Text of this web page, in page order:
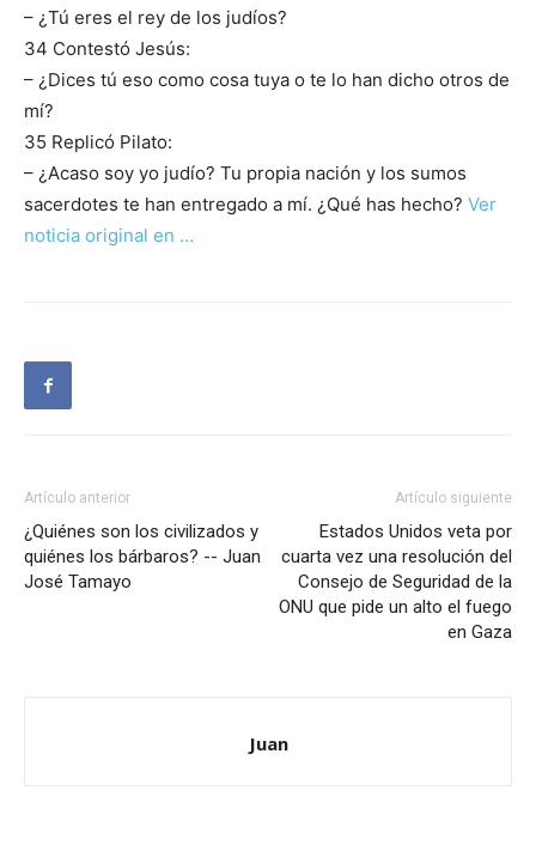
– ¿Tú eres el rey de los judíos?
34 Contestó Jesús:
– ¿Dices tú eso como cosa tuya o te lo han dicho otros de
mí?
35 Replicó Pilato:
– ¿Acaso soy yo judío? Tu propia nación y los sumos
sacerdotes te han entregado a mí. ¿Qué has hecho? Ver
noticia original en …
Artículo anterior
¿Quiénes son los civilizados y
quiénes los bárbaros? -- Juan
José Tamayo
Artículo siguiente
Estados Unidos veta por
cuarta vez una resolución del
Consejo de Seguridad de la
ONU que pide un alto el fuego
en Gaza
Juan